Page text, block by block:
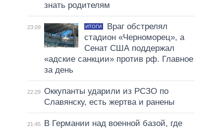
знать родителям
23:09 ИТОГИ
Враг обстрелял
стадион «Черноморец», а
Сенат США поддержал
«адские санкции» против рф. Главное
за день
22:29 Оккупанты ударили из РСЗО по
Славянску, есть жертва и ранены
21:45
В Германии над военной базой, где